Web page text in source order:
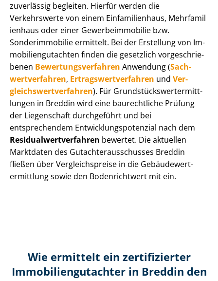
zuverlässig begleiten. Hierfür werden die
Verkehrswerte von einem Einfamilienhaus, Mehr­fa­mi­l
i­en­haus oder einer Ge­wer­be­im­mo­bi­lie bzw.
Sonderimmobilie ermittelt. Bei der Erstellung von Im­
mo­bi­li­en­gut­ach­ten finden die gesetzlich vor­ge­schrie­
be­nen Be­wer­tungs­ver­fah­ren Anwendung (Sach­
wert­ver­fah­ren, Er­trags­wert­ver­fah­ren und Ver­
gleichs­wert­ver­fah­ren). Für Grund­stücks­wert­ermitt­
lun­gen in Breddin wird eine baurechtliche Prüfung
der Liegenschaft durchgeführt und bei
entsprechendem Ent­wick­lungs­po­ten­zi­al nach dem
Re­si­du­al­wert­ver­fah­ren bewertet. Die aktuellen
Marktdaten des Gut­ach­ter­aus­schus­ses Breddin
fließen über Ver­gleichs­prei­se in die Ge­bäu­de­wert­
ermitt­lung sowie den Bodenrichtwert mit ein.
Wie ermittelt ein zertifizierter
Immobilien­gutachter in Breddin den